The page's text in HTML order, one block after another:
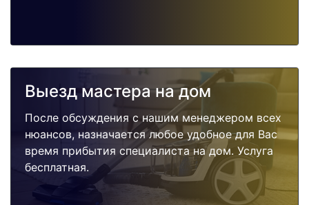
Выезд мастера на дом
После обсуждения с нашим менеджером всех
нюансов, назначается любое удобное для Вас
время прибытия специалиста на дом. Услуга
бесплатная.